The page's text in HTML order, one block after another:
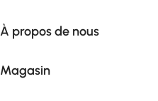
À propos de nous
Magasin